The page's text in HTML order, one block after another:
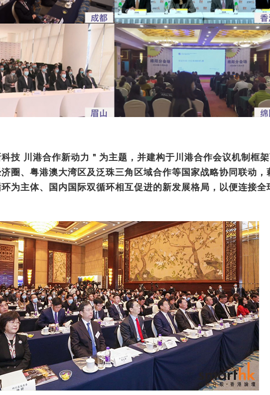
技 川港合作新动力＂为主题，并建构于川港合作会议机制框
圈、粤港澳大湾区及泛珠三角区域合作等国家战略协同联动，
为主体、国内国际双循环相互促进的新发展格局，以便连接全